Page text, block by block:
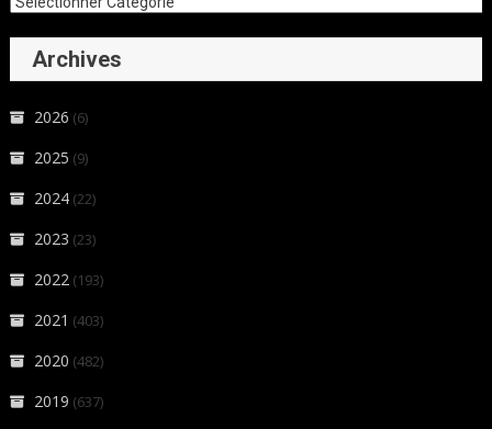
Archives
2026 (6)
2025 (9)
2024 (22)
2023 (23)
2022 (193)
2021 (403)
2020 (482)
2019 (637)